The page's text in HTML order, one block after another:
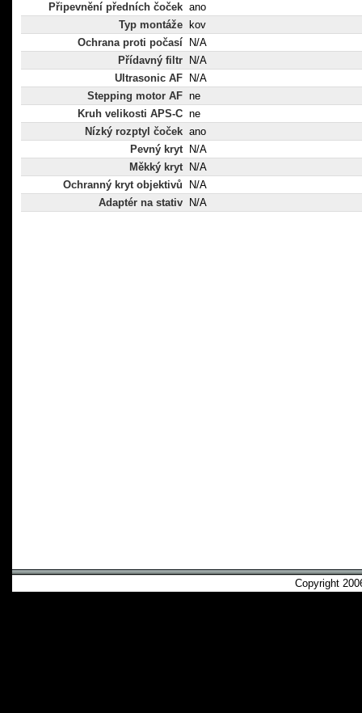
Připevnění předních čoček ano
Typ montáže
kov
Ochrana proti počasí
N/A
Přídavný filtr
N/A
Ultrasonic AF
N/A
Stepping motor AF ne
Kruh velikosti APS-C ne
Nízký rozptyl čoček ano
Pevný kryt
N/A
Měkký kryt
N/A
Ochranný kryt objektivů
N/A
Adaptér na stativ
N/A
Copyright